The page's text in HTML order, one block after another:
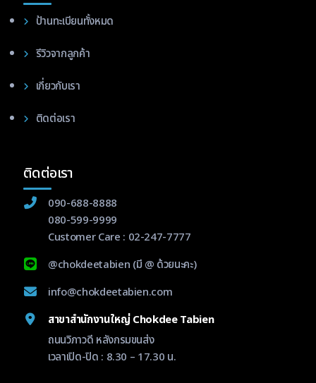
ป้านทะเบียนทั้งหมด
รีวิวจากลูกค้า
เกี่ยวกับเรา
ติดต่อเรา
ติดต่อเรา
090-688-8888
080-599-9999
Customer Care : 02-247-7777
@chokdeetabien (มี @ ด้วยนะคะ)
info@chokdeetabien.com
สาขาสำนักงานใหญ่ Chokdee Tabien
ถนนวิภาวดี หลังกรมขนส่ง
เวลาเปิด-ปิด : 8.30 – 17.30 น.